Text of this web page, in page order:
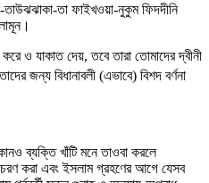
তা ফাইখওয়া-নুকুম ফিদদীনি
ও যাকাত দেয়, তবে তারা তোমাদের দ্বীনী
জন্য বিধানাবলী (এভাবে) বিশদ বর্ণনা
ব্যক্তি খাঁটি মনে তাওবা করলে
করা এবং ইসলাম গ্রহণের আগে যেসব